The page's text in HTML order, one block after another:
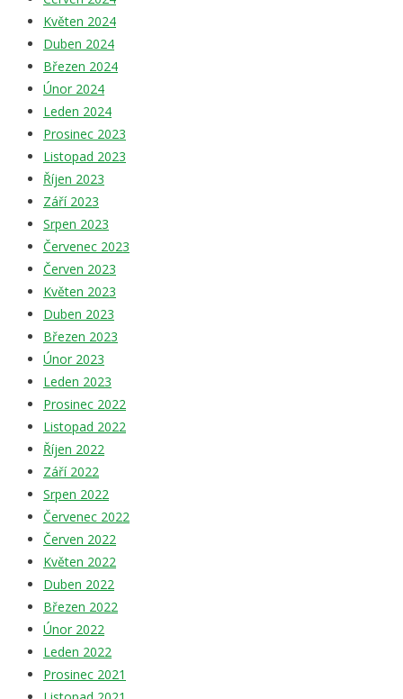
Květen 2024
Duben 2024
Březen 2024
Únor 2024
Leden 2024
Prosinec 2023
Listopad 2023
Říjen 2023
Září 2023
Srpen 2023
Červenec 2023
Červen 2023
Květen 2023
Duben 2023
Březen 2023
Únor 2023
Leden 2023
Prosinec 2022
Listopad 2022
Říjen 2022
Září 2022
Srpen 2022
Červenec 2022
Červen 2022
Květen 2022
Duben 2022
Březen 2022
Únor 2022
Leden 2022
Prosinec 2021